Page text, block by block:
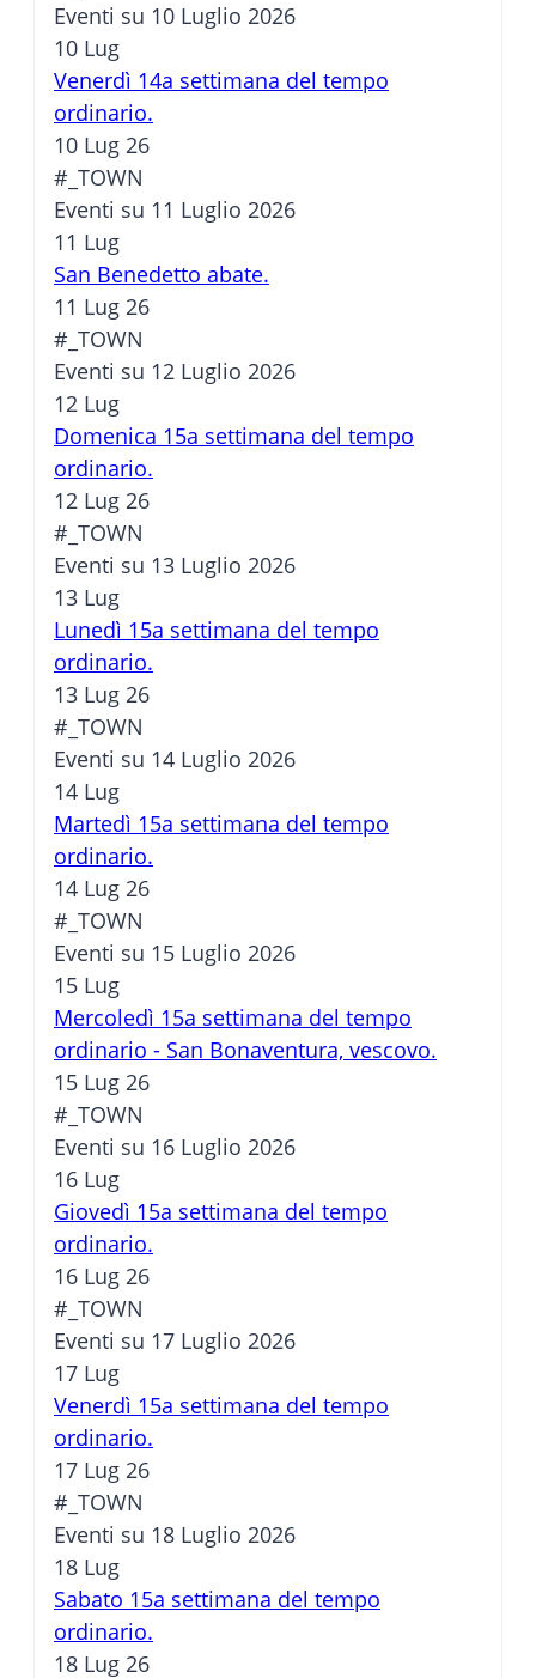
Eventi su 10 Luglio 2026
10 Lug
Venerdì 14a settimana del tempo
ordinario.
10 Lug 26
#_TOWN
Eventi su 11 Luglio 2026
11 Lug
San Benedetto abate.
11 Lug 26
#_TOWN
Eventi su 12 Luglio 2026
12 Lug
Domenica 15a settimana del tempo
ordinario.
12 Lug 26
#_TOWN
Eventi su 13 Luglio 2026
13 Lug
Lunedì 15a settimana del tempo
ordinario.
13 Lug 26
#_TOWN
Eventi su 14 Luglio 2026
14 Lug
Martedì 15a settimana del tempo
ordinario.
14 Lug 26
#_TOWN
Eventi su 15 Luglio 2026
15 Lug
Mercoledì 15a settimana del tempo
ordinario - San Bonaventura, vescovo.
15 Lug 26
#_TOWN
Eventi su 16 Luglio 2026
16 Lug
Giovedì 15a settimana del tempo
ordinario.
16 Lug 26
#_TOWN
Eventi su 17 Luglio 2026
17 Lug
Venerdì 15a settimana del tempo
ordinario.
17 Lug 26
#_TOWN
Eventi su 18 Luglio 2026
18 Lug
Sabato 15a settimana del tempo
ordinario.
18 Lug 26